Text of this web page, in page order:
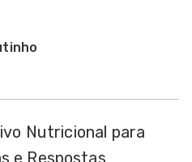
Nutricional para
e Respostas